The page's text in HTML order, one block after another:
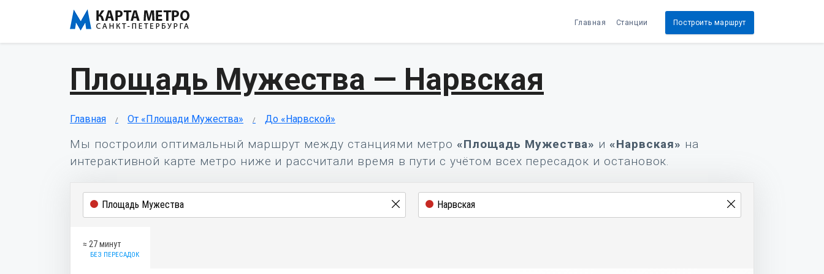
Главная Станции Построить маршрут
Площадь Мужества — Нарвская
Главная От «Площади Мужества» До «Нарвской»
Мы построили оптимальный маршрут между станциями метро«Площадь Мужества» и«Нарвская» на
интерактивной карте метро ниже и рассчитали время в пути с учётом всех пересадок и остановок.
≈ 27 минут
БЕЗ ПЕРЕСАДОК